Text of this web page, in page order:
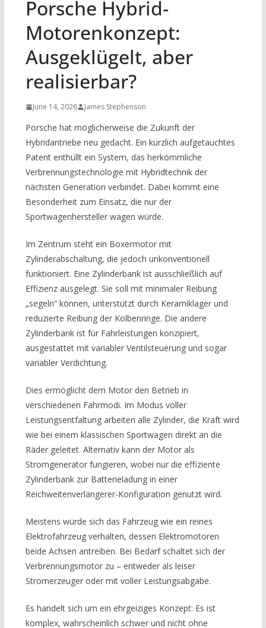
Porsche Hybrid-
Motorenkonzept:
Ausgeklügelt, aber
realisierbar?
June 14, 2026 James Stephenson
Porsche hat möglicherweise die Zukunft der
Hybridantriebe neu gedacht. Ein kürzlich aufgetauchtes
Patent enthüllt ein System, das herkömmliche
Verbrennungstechnologie mit Hybridtechnik der
nächsten Generation verbindet. Dabei kommt eine
Besonderheit zum Einsatz, die nur der
Sportwagenhersteller wagen würde.
Im Zentrum steht ein Boxermotor mit
Zylinderabschaltung, die jedoch unkonventionell
funktioniert. Eine Zylinderbank ist ausschließlich auf
Effizienz ausgelegt. Sie soll mit minimaler Reibung
„segeln“ können, unterstützt durch Keramiklager und
reduzierte Reibung der Kolbenringe. Die andere
Zylinderbank ist für Fahrleistungen konzipiert,
ausgestattet mit variabler Ventilsteuerung und sogar
variabler Verdichtung.
Dies ermöglicht dem Motor den Betrieb in
verschiedenen Fahrmodi. Im Modus voller
Leistungsentfaltung arbeiten alle Zylinder, die Kraft wird
wie bei einem klassischen Sportwagen direkt an die
Räder geleitet. Alternativ kann der Motor als
Stromgenerator fungieren, wobei nur die effiziente
Zylinderbank zur Batterieladung in einer
Reichweitenverlängerer-Konfiguration genutzt wird.
Meistens würde sich das Fahrzeug wie ein reines
Elektrofahrzeug verhalten, dessen Elektromotoren
beide Achsen antreiben. Bei Bedarf schaltet sich der
Verbrennungsmotor zu – entweder als leiser
Stromerzeuger oder mit voller Leistungsabgabe.
Es handelt sich um ein ehrgeiziges Konzept: Es ist
komplex, wahrscheinlich schwer und nicht ohne